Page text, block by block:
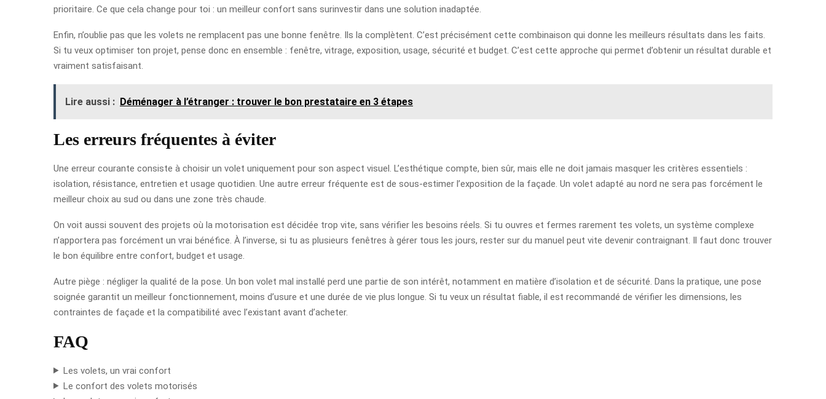
prioritaire. Ce que cela change pour toi : un meilleur confort sans surinvestir dans une solution inadaptée.
Enfin, n’oublie pas que les volets ne remplacent pas une bonne fenêtre. Ils la complètent. C’est précisément cette combinaison qui donne les meilleurs résultats dans les faits.
Si tu veux optimiser ton projet, pense donc en ensemble : fenêtre, vitrage, exposition, usage, sécurité et budget. C’est cette approche qui permet d’obtenir un résultat durable et
vraiment satisfaisant.
Lire aussi : Déménager à l’étranger : trouver le bon prestataire en 3 étapes
Les erreurs fréquentes à éviter
Une erreur courante consiste à choisir un volet uniquement pour son aspect visuel. L’esthétique compte, bien sûr, mais elle ne doit jamais masquer les critères essentiels :
isolation, résistance, entretien et usage quotidien. Une autre erreur fréquente est de sous-estimer l’exposition de la façade. Un volet adapté au nord ne sera pas forcément le
meilleur choix au sud ou dans une zone très chaude.
On voit aussi souvent des projets où la motorisation est décidée trop vite, sans vérifier les besoins réels. Si tu ouvres et fermes rarement tes volets, un système complexe
n’apportera pas forcément un vrai bénéfice. À l’inverse, si tu as plusieurs fenêtres à gérer tous les jours, rester sur du manuel peut vite devenir contraignant. Il faut donc trouver
le bon équilibre entre confort, budget et usage.
Autre piège : négliger la qualité de la pose. Un bon volet mal installé perd une partie de son intérêt, notamment en matière d’isolation et de sécurité. Dans la pratique, une pose
soignée garantit un meilleur fonctionnement, moins d’usure et une durée de vie plus longue. Si tu veux un résultat fiable, il est recommandé de vérifier les dimensions, les
contraintes de façade et la compatibilité avec l’existant avant d’acheter.
FAQ
Les volets, un vrai confort
Le confort des volets motorisés